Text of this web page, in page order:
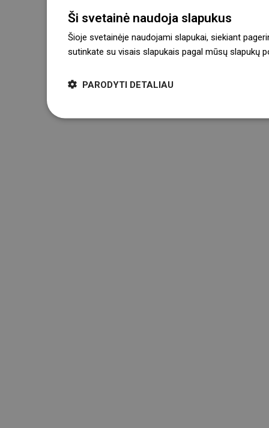
Ši svetainė naudoja slapukus
Šioje svetainėje naudojami slapukai, siekiant
sutinkate su visais slapukais pagal mūsų slapukų
PARODYTI DETALIAU